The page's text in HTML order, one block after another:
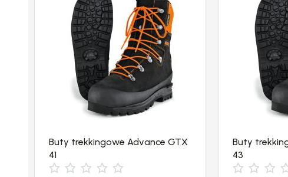
Buty trekkingowe Advance GTX
41
Buty
43